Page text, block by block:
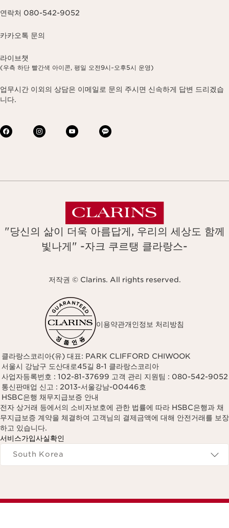
연락처 080-542-9052
카카오톡 문의
라이브챗
(우측 하단 빨간색 아이콘, 평일 오전9시~오후5시 운영)
업무시간 이외의 상담은 이메일로 문의 주시면 신속하게 답변 드리겠습
니다.
"당신의 삶이 더욱 아름답게, 우리의 세상도 함께
빛나게" -자크 쿠르탱 클라랑스-
저작권 © Clarins. All rights reserved.
이용약관개인정보 처리방침
클라랑스코리아(유) 대표: PARK CLIFFORD CHIWOOK
서울시 강남구 도산대로45길 8-1 클라랑스코리아
사업자등록번호 : 102-81-37699 고객 관리 지원팀 : 080-542-9052
통신판매업 신고 : 2013-서울강남-00446호
HSBC은행 채무지급보증 안내
전자 상거래 등에서의 소비자보호에 관한 법률에 따라 HSBC은행과 채
무지급보증 계약을 체결하여 고객님의 결제금액에 대해 안전거래를 보장
하고 있습니다.
서비스가입사실확인
Navigates to
South Korea